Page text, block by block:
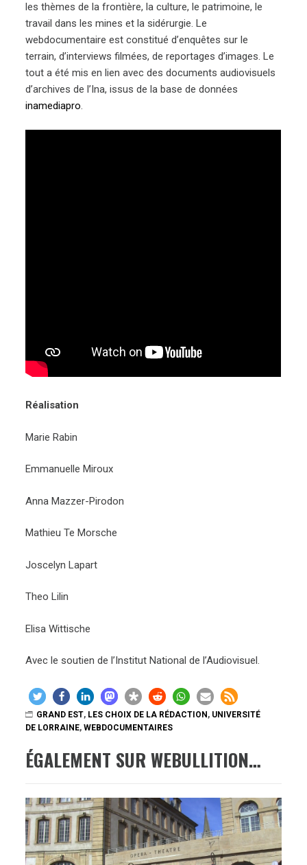
les thèmes de la frontière, la culture, le patrimoine, le
travail dans les mines et la sidérurgie. Le
webdocumentaire est constitué d’enquêtes sur le
terrain, d’interviews filmées, de reportages d’images. Le
tout a été mis en lien avec des documents audiovisuels
d’archives de l’Ina, issus de la base de données
inamediapro.
Réalisation
Marie Rabin
Emmanuelle Miroux
Anna Mazzer-Pirodon
Mathieu Te Morsche
Joscelyn Lapart
Theo Lilin
Elisa Wittische
Avec le soutien de l’Institut National de l’Audiovisuel.
GRAND EST, LES CHOIX DE LA RÉDACTION, UNIVERSITÉ
DE LORRAINE,WEBDOCUMENTAIRES
ÉGALEMENT SUR WEBULLITION…